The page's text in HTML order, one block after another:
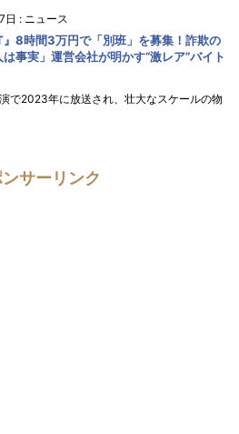
日 : ニュース
』8時間3万円で「別班」を募集！詐欺の
事実」運営会社が明かす“激レア”バイト
で2023年に放送され、壮大なスケールの物
サーリンク